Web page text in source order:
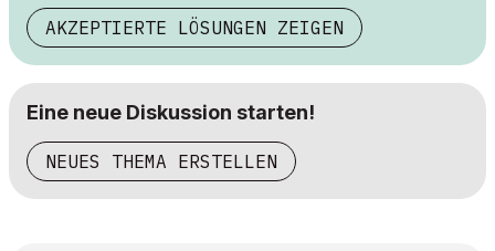
AKZEPTIERTE LÖSUNGEN ZEIGEN
Eine neue Diskussion starten!
NEUES THEMA ERSTELLEN